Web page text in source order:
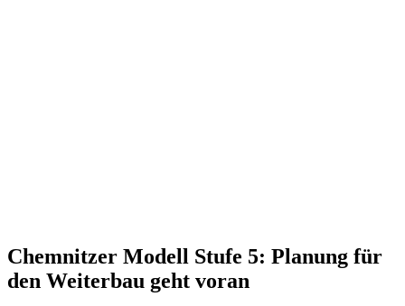
Chemnitzer Modell Stufe 5: Planung für
den Weiterbau geht voran